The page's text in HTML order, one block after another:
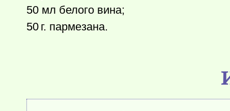
50 мл белого вина;
50 г. пармезана.